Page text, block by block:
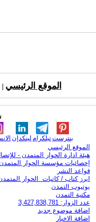
الموقع الرئيسي
لينكدإن تيلكرامبنترست
الموقع الرئيسي
هيئة ادارة الحوار المتمدن -
إحصائيات مؤسسة الحوار المتمدن
قواعد النشر
ابرز كتاب / كاتبات الحوار
يوتيوب التمدن
مكتبة التمدن
عدد الزوار: 3,427,838,781
اضافة موضوع جديد
اضافة الاخبار